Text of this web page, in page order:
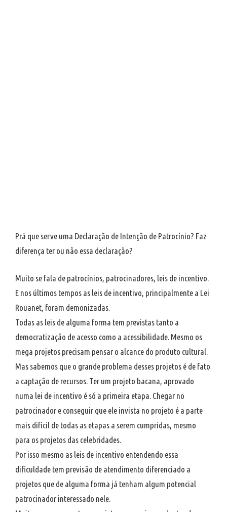
Prá que serve uma Declaração de Intenção de Patrocínio? Faz
diferença ter ou não essa declaração?
Muito se fala de patrocínios, patrocinadores, leis de incentivo.
E nos últimos tempos as leis de incentivo, principalmente a Lei
Rouanet, foram demonizadas.
Todas as leis de alguma forma tem previstas tanto a
democratização de acesso como a acessibilidade. Mesmo os
mega projetos precisam pensar o alcance do produto cultural.
Mas sabemos que o grande problema desses projetos é de fato
a captação de recursos. Ter um projeto bacana, aprovado
numa lei de incentivo é só a primeira etapa. Chegar no
patrocinador e conseguir que ele invista no projeto é a parte
mais difícil de todas as etapas a serem cumpridas, mesmo
para os projetos das celebridades.
Por isso mesmo as leis de incentivo entendendo essa
dificuldade tem previsão de atendimento diferenciado a
projetos que de alguma forma já tenham algum potencial
patrocinador interessado nele.